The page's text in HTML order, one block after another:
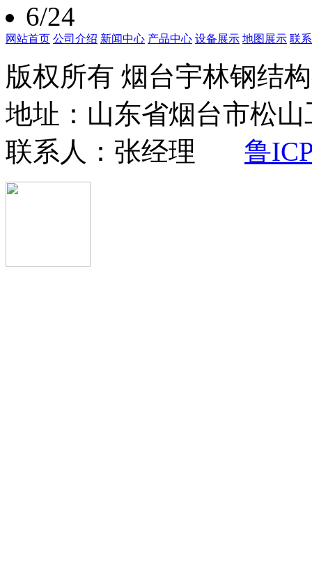
6/24
网站首页 公司介绍 新闻中心 产品中心 设备展示 地图展示 联
版权所有 烟台宇林钢结
地址：山东省烟台市松
联系人：张经理 鲁